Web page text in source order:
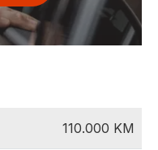
110.000 KM